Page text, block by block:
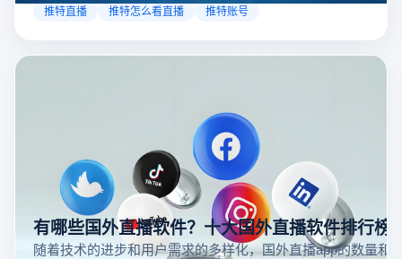
以通过关注自己喜欢的账号、浏览话题标签或查看实时
可以随时随地参与实时互动，无论是关注新闻事件、休
推特直播 推特怎么看直播 推特账号
有哪些国外直播软件？十大国外直播软件排行榜
随着技术的进步和用户需求的多样化，国外直播app的数量和